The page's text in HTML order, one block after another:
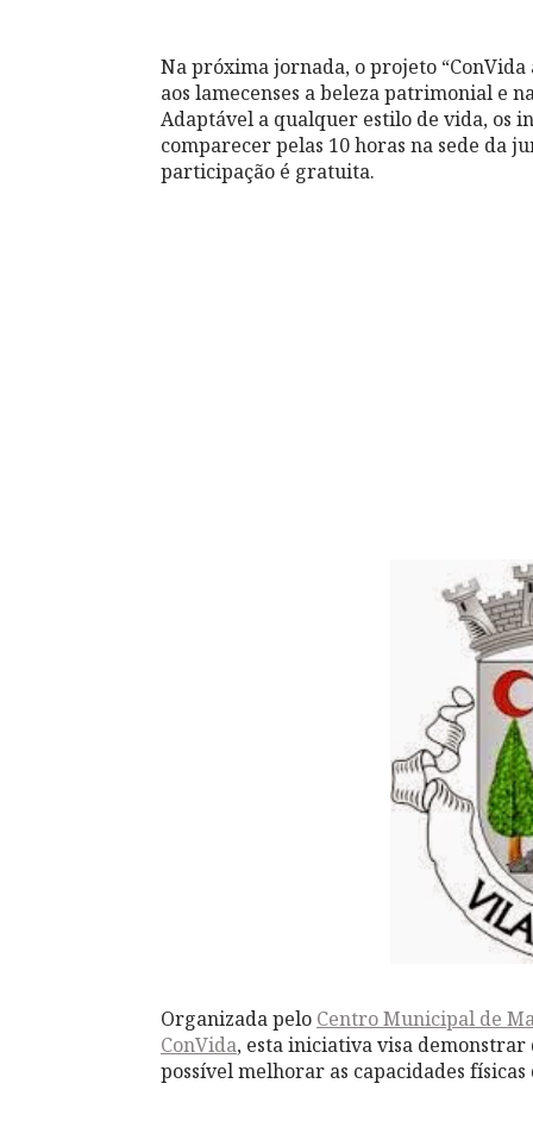
Na próxima jornada, o projeto
aos lamecenses a beleza patrimonial e
Adaptável a qualquer estilo de vida, os
comparecer pelas 10 horas na sede da
participação é gratuita.
Organizada pelo Centro Municipal de
ConVida, esta iniciativa visa
possível melhorar as capacidades